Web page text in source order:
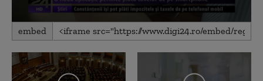
0
seconds
1
minute,
29
embed